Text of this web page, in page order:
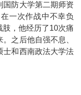
国防大学第二期师资
一次作战中不幸负
，他经历了10次痛
之后他自强不息、
士和西南政法大学法